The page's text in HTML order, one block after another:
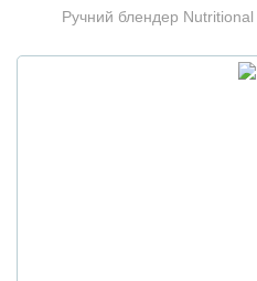
Ручний блендер